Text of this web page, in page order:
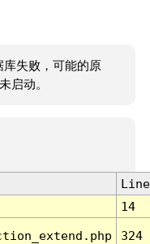
库失败，可能的原
启动。
Line
14
324